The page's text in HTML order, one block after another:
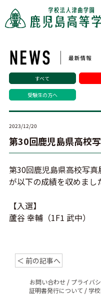
すべて
受験生の方へ
2023/12/20
第30回鹿児島県高校
第30回鹿児島県高校写真
が以下の成績を収めまし
【入選】
蘆谷 幸輔（1F1 武中）
＜ 前の記事へ
お問い合わせ / プライバ
証明書発行について / 学